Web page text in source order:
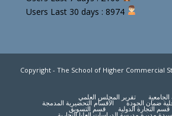
Users Last 30 days : 8974
تقرير المجلس العلمي
ضمان الجودة الأقسام التحضيرية المدمجة
قسم التجارة الدولية قسم التسويق